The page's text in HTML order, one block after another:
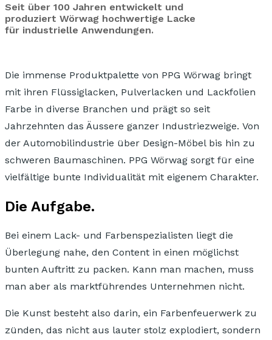
Seit über 100 Jahren entwickelt und
produziert Wörwag hochwertige Lacke
für industrielle Anwendungen.
Die immense Produktpalette von PPG Wörwag bringt
mit ihren Flüssiglacken, Pulverlacken und Lackfolien
Farbe in diverse Branchen und prägt so seit
Jahrzehnten das Äussere ganzer Industriezweige. Von
der Automobilindustrie über Design-Möbel bis hin zu
schweren Baumaschinen. PPG Wörwag sorgt für eine
vielfältige bunte Individualität mit eigenem Charakter.
Die Aufgabe.
Bei einem Lack- und Farbenspezialisten liegt die
Überlegung nahe, den Content in einen möglichst
bunten Auftritt zu packen. Kann man machen, muss
man aber als marktführendes Unternehmen nicht.
Die Kunst besteht also darin, ein Farbenfeuerwerk zu
zünden, das nicht aus lauter stolz explodiert, sondern